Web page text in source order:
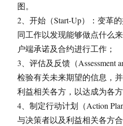
图。
2、开始（Start-Up）：变革
同工作以发现能够做点什么
户端承诺及合约进行工作；
3、评估及反馈（Assessment
检验有关未来期望的信息，
利益相关各方，以达成为各
4、制定行动计划（Action
与决策者以及利益相关各方